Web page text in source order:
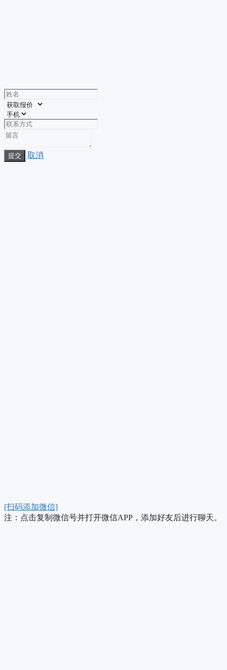
提交 取消
[扫码添加微信]
注：点击复制微信号并打开微信APP，添加好友后进行聊天。